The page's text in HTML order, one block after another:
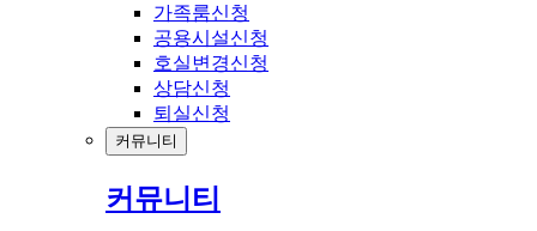
가족룸신청
공용시설신청
호실변경신청
상담신청
퇴실신청
커뮤니티
커뮤니티